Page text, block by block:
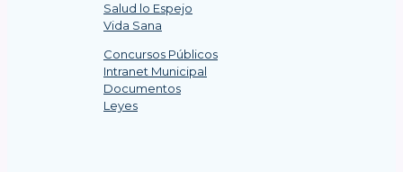
Salud lo Espejo
Vida Sana
Concursos Públicos
Intranet Municipal
Documentos
Leyes